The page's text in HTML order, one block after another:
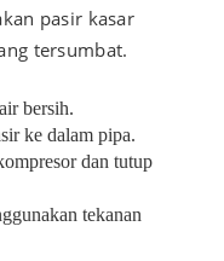
pasir kasar
tersumbat.
bersih.
ke dalam pipa.
dan tutup
tekanan